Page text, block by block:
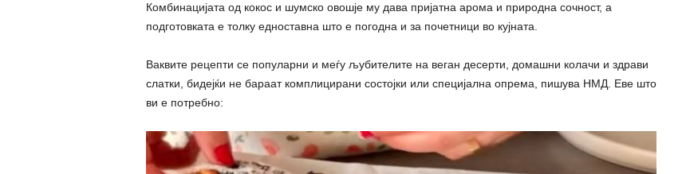
Комбинацијата од кокос и шумско овошје му дава пријатна арома и природна сочност, а
подготовката е толку едноставна што е погодна и за почетници во кујната.
Ваквите рецепти се популарни и меѓу љубителите на веган десерти, домашни колачи и здрави
слатки, бидејќи не бараат комплицирани состојки или специјална опрема, пишува НМД. Еве што
ви е потребно: